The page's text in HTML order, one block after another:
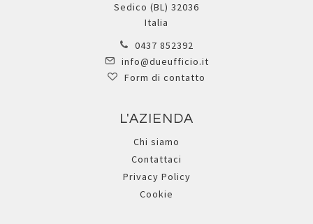
Sedico (BL) 32036
Italia
0437 852392
info@dueufficio.it
Form di contatto
L'AZIENDA
Chi siamo
Contattaci
Privacy Policy
Cookie